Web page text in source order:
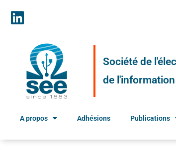
Société de
de
A propos Adhésions Publications